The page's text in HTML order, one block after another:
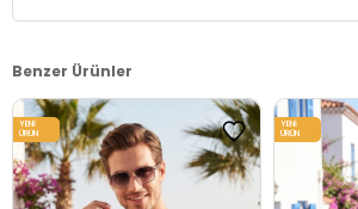
Benzer Ürünler
YENI
ÜRÜN
YENI
ÜRÜN